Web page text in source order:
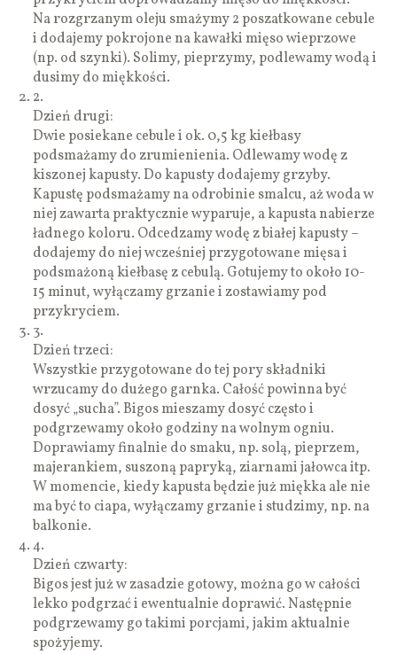
Na rozgrzanym oleju smażymy 2 poszatkowane cebule
i dodajemy pokrojone na kawałki mięso wieprzowe
(np. od szynki). Solimy, pieprzymy, podlewamy wodą i
dusimy do miękkości.
2.
Dzień drugi:
Dwie posiekane cebule i ok. 0,5 kg kiełbasy
podsmażamy do zrumienienia. Odlewamy wodę z
kiszonej kapusty. Do kapusty dodajemy grzyby.
Kapustę podsmażamy na odrobinie smalcu, aż woda w
niej zawarta praktycznie wyparuje, a kapusta nabierze
ładnego koloru. Odcedzamy wodę z białej kapusty –
dodajemy do niej wcześniej przygotowane mięsa i
podsmażoną kiełbasę z cebulą. Gotujemy to około 10-
15 minut, wyłączamy grzanie i zostawiamy pod
przykryciem.
3.
Dzień trzeci:
Wszystkie przygotowane do tej pory składniki
wrzucamy do dużego garnka. Całość powinna być
dosyć „sucha”. Bigos mieszamy dosyć często i
podgrzewamy około godziny na wolnym ogniu.
Doprawiamy finalnie do smaku, np. solą, pieprzem,
majerankiem, suszoną papryką, ziarnami jałowca itp.
W momencie, kiedy kapusta będzie już miękka ale nie
ma być to ciapa, wyłączamy grzanie i studzimy, np. na
balkonie.
4.
Dzień czwarty:
Bigos jest już w zasadzie gotowy, można go w całości
lekko podgrzać i ewentualnie doprawić. Następnie
podgrzewamy go takimi porcjami, jakim aktualnie
spożyjemy.